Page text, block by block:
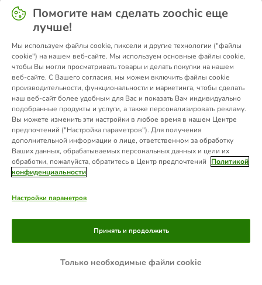
Application error: a
-side exception has occurred while
loading www.zoochic-eu.ru (see the
for more
Помогите нам сделать zoochic еще
лучше!
Мы используем файлы cookie, пиксели и другие технологии ("файлы
cookie") на нашем веб-сайте. Мы используем основные файлы cookie,
чтобы Вы могли просматривать товары и делать покупки на нашем
веб-сайте. С Вашего согласия, мы можем включить файлы cookie
производительности, функциональности и маркетинга, чтобы сделать
наш веб-сайт более удобным для Вас и показать Вам индивидуально
подобранные продукты и услуги, а также персонализировать рекламу.
Вы можете изменить эти настройки в любое время в нашем Центре
предпочтений ("Настройка параметров"). Для получения
дополнительной информации о лице, ответственном за обработку
Ваших данных, обрабатываемых персональных данных и цели их
обработки, пожалуйста, обратитесь в Центр предпочтений
Политикой
конфиденциальности
Настройки параметров
Только необходимые файли cookie
Принять и продолжить